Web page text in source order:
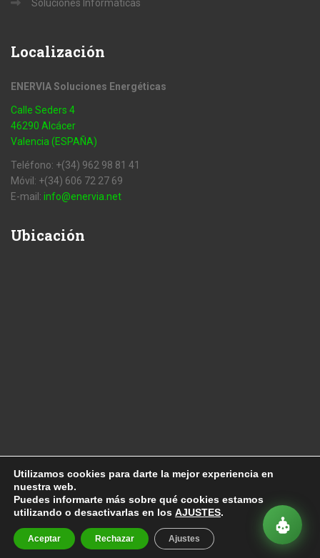
Soluciones Informáticas
Localización
ENERVIA Soluciones Energéticas
Calle Seders 4
46290 Alcácer
Valencia (ESPAÑA)
Teléfono: +(34) 962 98 81 41
Móvil: +(34) 606 72 27 69
E-mail: info@enervia.net
Ubicación
Copyright 2010 Enervia
Aviso Legal-Política Privacidad-Política Cookies
Diseño por
Enervia
Utilizamos cookies para darte la mejor experiencia en
nuestra web.
Puedes informarte más sobre qué cookies estamos
utilizando o desactivarlas en los AJUSTES.
Aceptar Rechazar Ajustes